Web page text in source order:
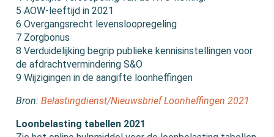
5 AOW-leeftijd in 2021
6 Overgangsrecht levensloopregeling
7 Zorgbonus
8 Verduidelijking begrip publieke kennisinstellingen voor
de afdrachtvermindering S&O
9 Wijzigingen in de aangifte loonheffingen
Bron:Belastingdienst/Nieuwsbrief Loonheffingen 2021
Loonbelasting tabellen 2021